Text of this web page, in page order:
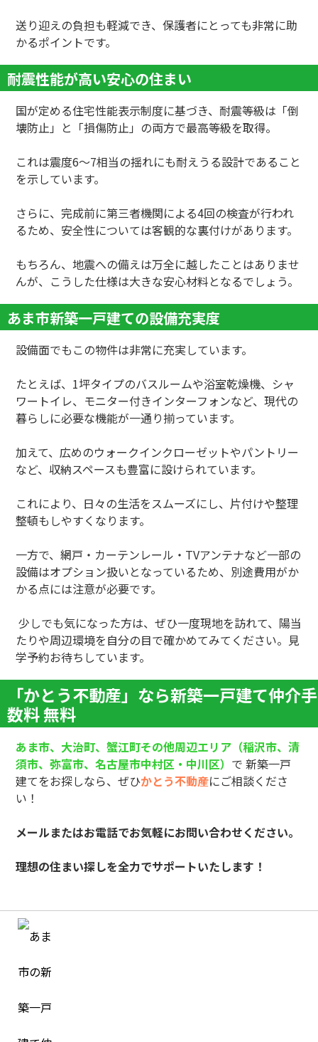
送り迎えの負担も軽減でき、保護者にとっても非常に助
かるポイントです。
耐震性能が高い安心の住まい
国が定める住宅性能表示制度に基づき、耐震等級は「倒
壊防止」と「損傷防止」の両方で最高等級を取得。
これは震度6～7相当の揺れにも耐えうる設計であること
を示しています。
さらに、完成前に第三者機関による4回の検査が行われ
るため、安全性については客観的な裏付けがあります。
もちろん、地震への備えは万全に越したことはありませ
んが、こうした仕様は大きな安心材料となるでしょう。
あま市新築一戸建ての設備充実度
設備面でもこの物件は非常に充実しています。
たとえば、1坪タイプのバスルームや浴室乾燥機、シャ
ワートイレ、モニター付きインターフォンなど、現代の
暮らしに必要な機能が一通り揃っています。
加えて、広めのウォークインクローゼットやパントリー
など、収納スペースも豊富に設けられています。
これにより、日々の生活をスムーズにし、片付けや整理
整頓もしやすくなります。
一方で、網戸・カーテンレール・TVアンテナなど一部の
設備はオプション扱いとなっているため、別途費用がか
かる点には注意が必要です。
少しでも気になった方は、ぜひ一度現地を訪れて、陽当
たりや周辺環境を自分の目で確かめてみてください。見
学予約お待ちしています。
「かとう不動産」なら新築一戸建て仲介手
数料 無料
あま市、大治町、蟹江町その他周辺エリア（稲沢市、清
須市、弥富市、名古屋市中村区・中川区） で 新築一戸
建てをお探しなら、ぜひかとう不動産にご相談くださ
い！
メールまたはお電話でお気軽にお問い合わせください。
理想の住まい探しを全力でサポートいたします！